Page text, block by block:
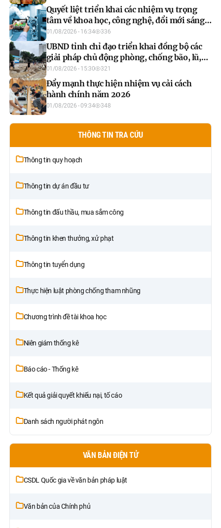
Quyết liệt triển khai các nhiệm vụ trọng
tâm về khoa học, công nghệ, đổi mới sáng
tạo và chuyển đổi số 6 tháng cuối năm
2026
01/08/2026 - 16:34 336
UBND tỉnh chỉ đạo triển khai đồng bộ các
giải pháp chủ động phòng, chống bão, lũ,
thiên tai cực đoan và biến đổi khí hậu đến
hết năm 2026
01/08/2026 - 15:30 321
Đẩy mạnh thực hiện nhiệm vụ cải cách
hành chính năm 2026
01/08/2026 - 09:34 348
THÔNG TIN TRA CỨU
Thông tin quy hoạch
Thông tin dự án đầu tư
Thông tin đấu thầu, mua sắm công
Thông tin khen thưởng, xử phạt
Thông tin tuyển dụng
Thực hiện luật phòng chống tham nhũng
Chương trình đề tài khoa học
Niên giám thống kê
Báo cáo - Thống kê
Kết quả giải quyết khiếu nại, tố cáo
Danh sách người phát ngôn
VĂN BẢN ĐIỆN TỬ
CSDL Quốc gia về văn bản pháp luật
Văn bản của Chính phủ